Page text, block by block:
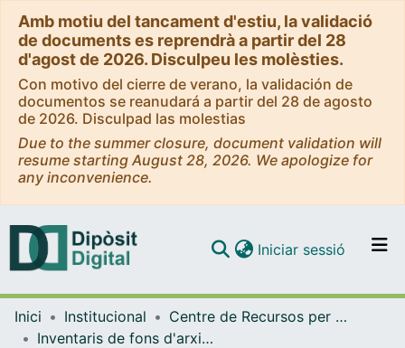
Amb motiu del tancament d'estiu, la validació
de documents es reprendrà a partir del 28
d'agost de 2026. Disculpeu les molèsties.
Con motivo del cierre de verano, la validación de
documentos se reanudará a partir del 28 de agosto
de 2026. Disculpad las molestias
Due to the summer closure, document validation will
resume starting August 28, 2026. We apologize for
any inconvenience.
Navega per tot el DD
Iniciar sessió (current)
Inici Institucional
Centre de Recursos per a l'Aprenentatge i la Investigació (CRAI-UB) - Institucional
Inventaris de fons d'arxiu i de col·leccions especials (CRAI-UB)